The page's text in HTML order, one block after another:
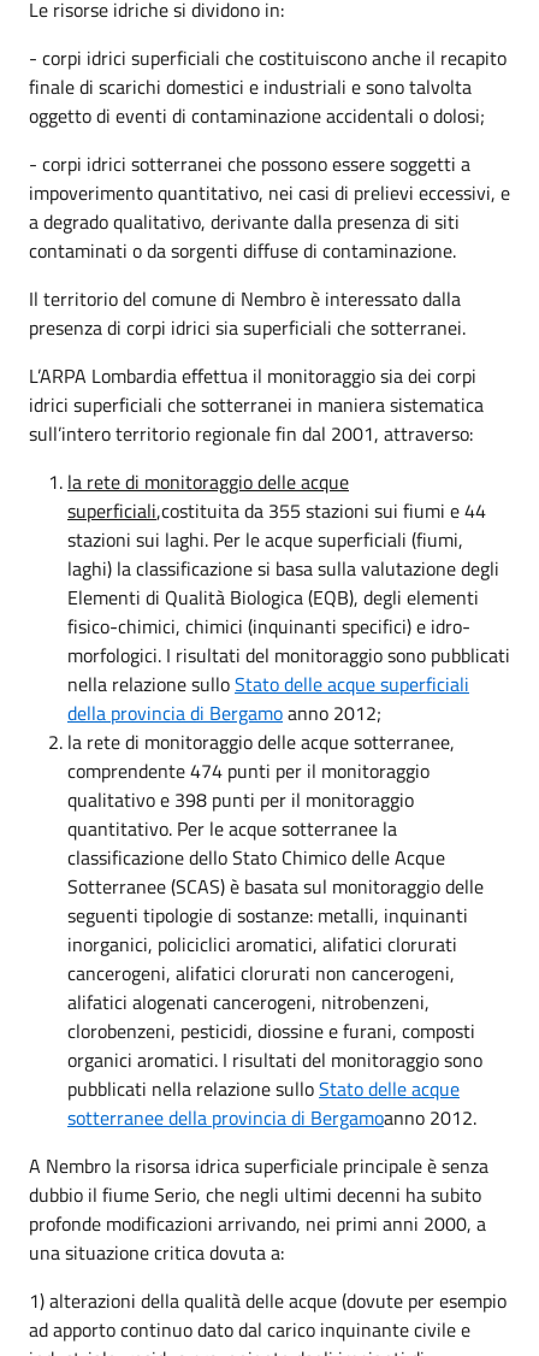
Le risorse idriche si dividono in:
- corpi idrici superficiali che costituiscono anche il recapito
finale di scarichi domestici e industriali e sono talvolta
oggetto di eventi di contaminazione accidentali o dolosi;
- corpi idrici sotterranei che possono essere soggetti a
impoverimento quantitativo, nei casi di prelievi eccessivi, e
a degrado qualitativo, derivante dalla presenza di siti
contaminati o da sorgenti diffuse di contaminazione.
Il territorio del comune di Nembro è interessato dalla
presenza di corpi idrici sia superficiali che sotterranei.
L’ARPA Lombardia effettua il monitoraggio sia dei corpi
idrici superficiali che sotterranei in maniera sistematica
sull’intero territorio regionale fin dal 2001, attraverso:
la rete di monitoraggio delle acque
superficiali,costituita da 355 stazioni sui fiumi e 44
stazioni sui laghi. Per le acque superficiali (fiumi,
laghi) la classificazione si basa sulla valutazione degli
Elementi di Qualità Biologica (EQB), degli elementi
fisico-chimici, chimici (inquinanti specifici) e idro-
morfologici. I risultati del monitoraggio sono pubblicati
nella relazione sulloStato delle acque superficiali
della provincia di Bergamoanno 2012;
la rete di monitoraggio delle acque sotterranee,
comprendente 474 punti per il monitoraggio
qualitativo e 398 punti per il monitoraggio
quantitativo. Per le acque sotterranee la
classificazione dello Stato Chimico delle Acque
Sotterranee (SCAS) è basata sul monitoraggio delle
seguenti tipologie di sostanze: metalli, inquinanti
inorganici, policiclici aromatici, alifatici clorurati
cancerogeni, alifatici clorurati non cancerogeni,
alifatici alogenati cancerogeni, nitrobenzeni,
clorobenzeni, pesticidi, diossine e furani, composti
organici aromatici. I risultati del monitoraggio sono
pubblicati nella relazione sulloStato delle acque
sotterranee della provincia di Bergamoanno 2012.
A Nembro la risorsa idrica superficiale principale è senza
dubbio il fiume Serio, che negli ultimi decenni ha subito
profonde modificazioni arrivando, nei primi anni 2000, a
una situazione critica dovuta a:
1) alterazioni della qualità delle acque (dovute per esempio
ad apporto continuo dato dal carico inquinante civile e